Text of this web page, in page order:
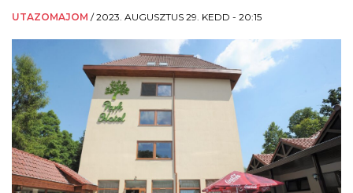
UTAZOMAJOM /2023. AUGUSZTUS 29. KEDD - 20:15